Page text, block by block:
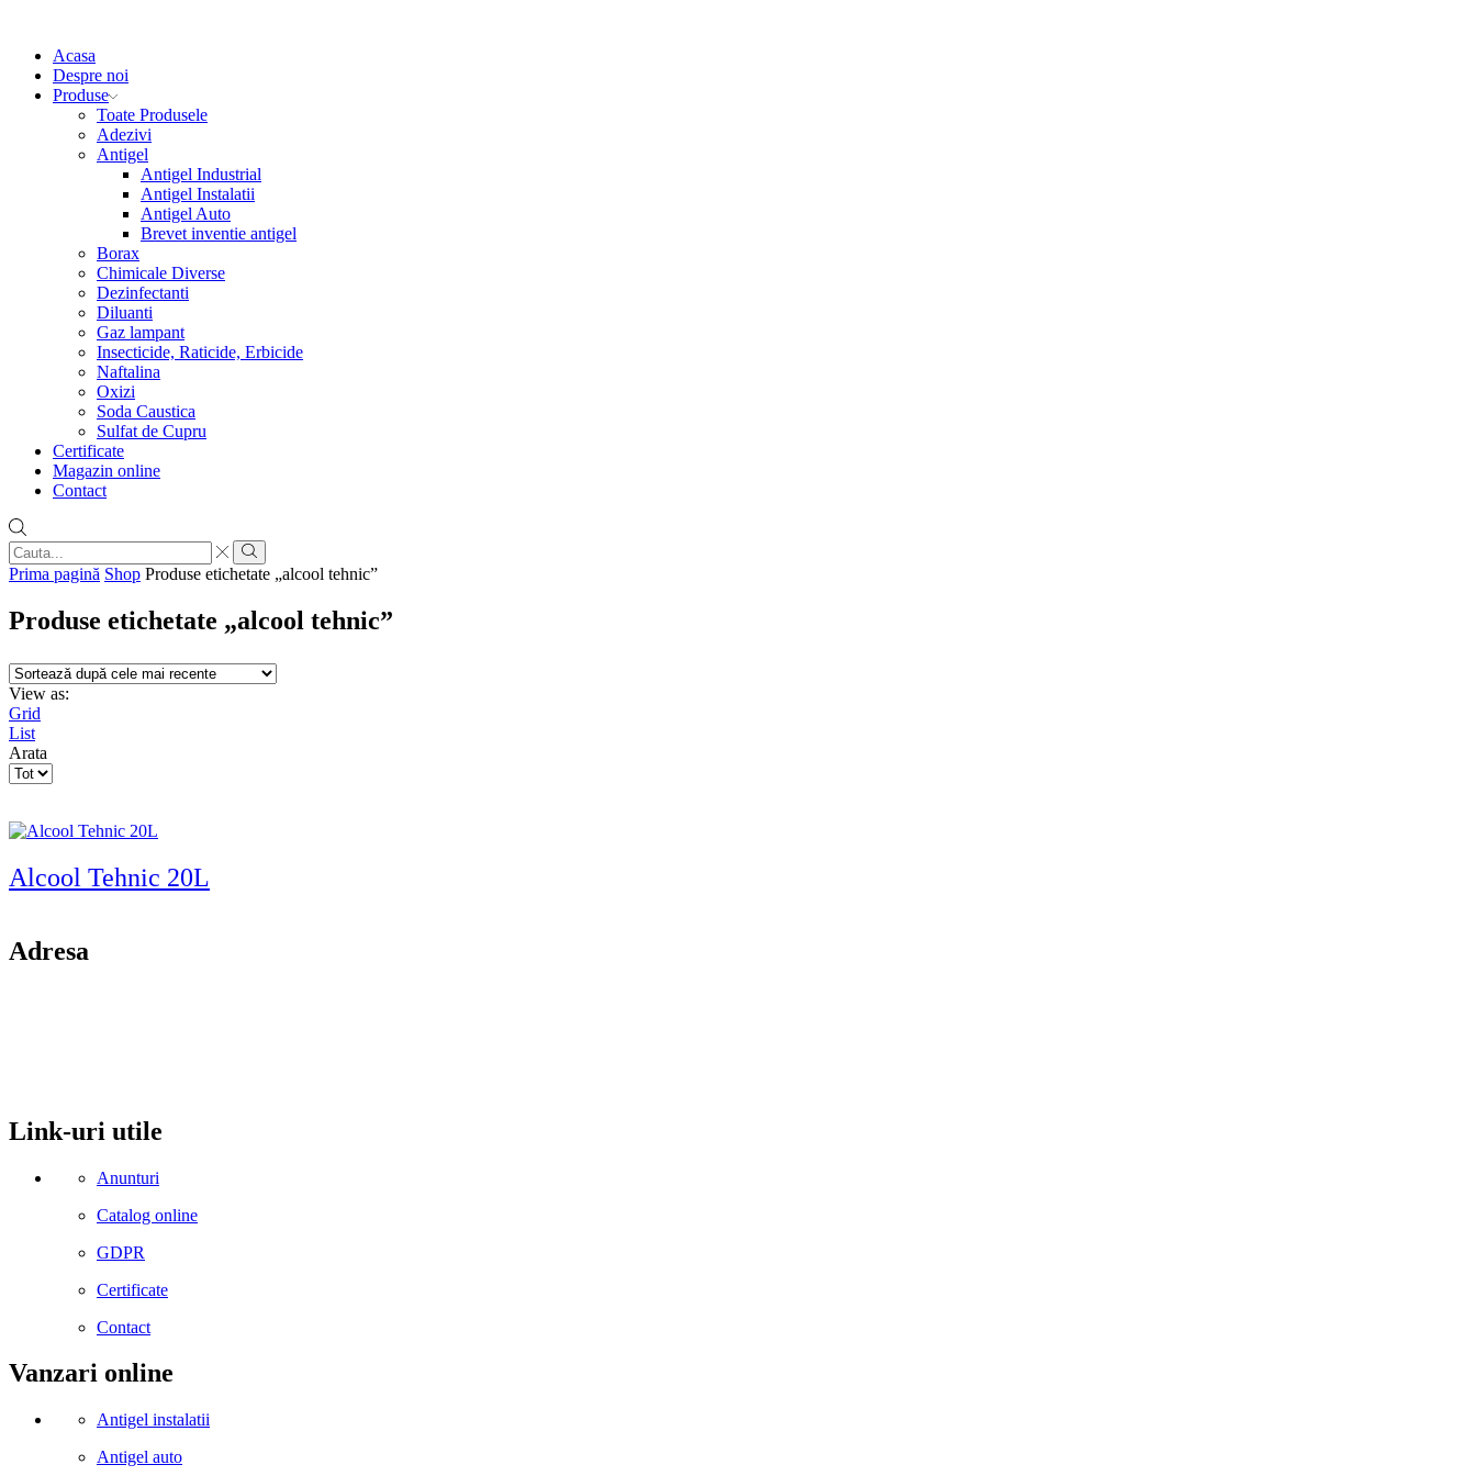
Acasa
Despre noi
Produse
Toate Produsele
Adezivi
Antigel
Antigel Industrial
Antigel Instalatii
Antigel Auto
Brevet inventie antigel
Borax
Chimicale Diverse
Dezinfectanti
Diluanti
Gaz lampant
Insecticide, Raticide, Erbicide
Naftalina
Oxizi
Soda Caustica
Sulfat de Cupru
Certificate
Magazin online
Contact
Search
input
Search
Prima pagină Shop Produse etichetate „alcool tehnic”
Produse etichetate „alcool tehnic”
View as:
Grid
List
Arata
Products
Alcool Tehnic 20L
Adresa
Link-uri utile
Anunturi
Catalog online
GDPR
Certificate
Contact
Vanzari online
Antigel instalatii
Antigel auto